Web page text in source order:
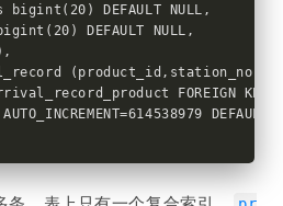
bigint(20) DEFAULT NULL,
DEFAULT NULL,
FOREIGN KEY